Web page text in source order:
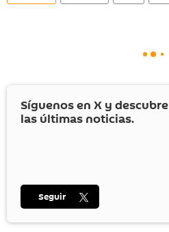
Síguenos en X y descubre
las últimas noticias.
Seguir